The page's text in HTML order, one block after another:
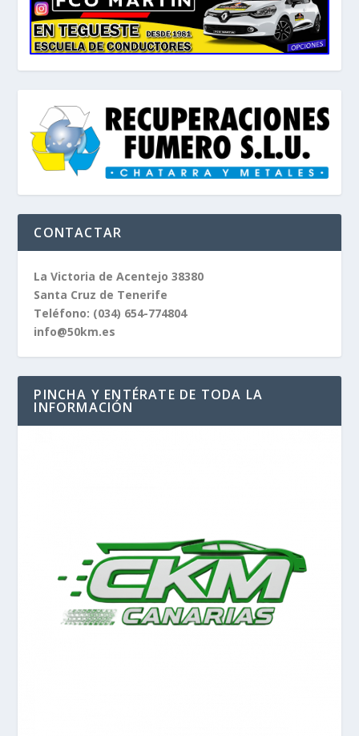
CONTACTAR
La Victoria de Acentejo 38380
Santa Cruz de Tenerife
Teléfono: (034) 654-774804
info@50km.es
PINCHA Y ENTÉRATE DE TODA LA
INFORMACIÓN